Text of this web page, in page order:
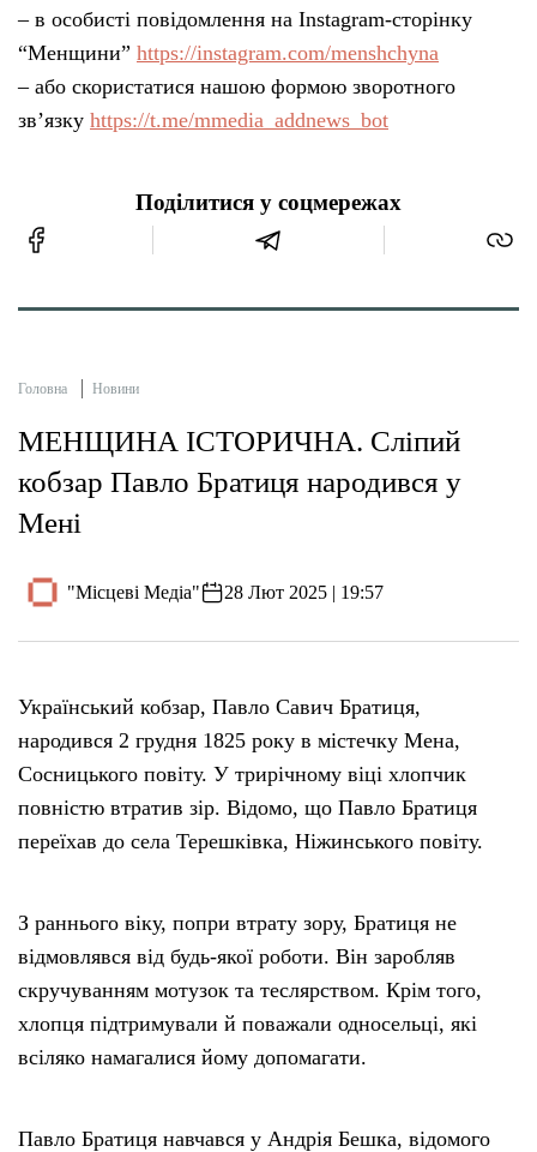
– в особисті повідомлення на Instagram-сторінку
“Менщини” https://instagram.com/menshchyna
– або скористатися нашою формою зворотного
зв’язку https://t.me/mmedia_addnews_bot
Поділитися у соцмережах
Головна Новини
МЕНЩИНА ІСТОРИЧНА. Сліпий
кобзар Павло Братиця народився у
Мені
"Місцеві Медіа" 28 Лют 2025 | 19:57
Український кобзар, Павло Савич Братиця,
народився 2 грудня 1825 року в містечку Мена,
Сосницького повіту. У трирічному віці хлопчик
повністю втратив зір. Відомо, що Павло Братиця
переїхав до села Терешківка, Ніжинського повіту.
З раннього віку, попри втрату зору, Братиця не
відмовлявся від будь-якої роботи. Він заробляв
скручуванням мотузок та теслярством. Крім того,
хлопця підтримували й поважали односельці, які
всіляко намагалися йому допомагати.
Павло Братиця навчався у Андрія Бешка, відомого